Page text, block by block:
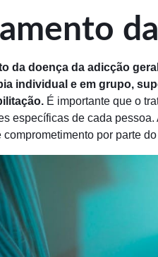
da doença da adicção
individual e em grupo,
É importante que o
específicas de cada
comprometimento por parte